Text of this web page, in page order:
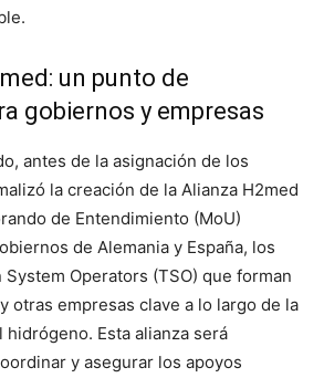
un punto de
gobiernos y empresas
antes de la asignación de los
la creación de la Alianza H2med
de Entendimiento (MoU)
de Alemania y España, los
Operators (TSO) que forman
otras empresas clave a lo largo de la
hidrógeno. Esta alianza será
y asegurar los apoyos